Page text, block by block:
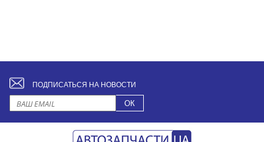
ПОДПИСАТЬСЯ НА НОВОСТИ